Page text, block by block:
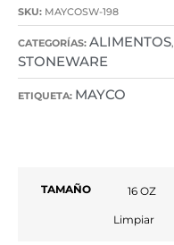
SKU: MAYCOSW-198
CATEGORÍAS: ALIMENTOS,
STONEWARE
ETIQUETA: MAYCO
TAMAÑO
Limpiar